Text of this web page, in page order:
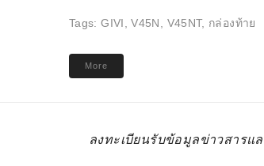
Tags:GIVI,V45N, V45NT, กล่องท้าย
More
ลงทะเบียนรับข้อมูลข่าวสารแ